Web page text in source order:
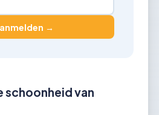
→
schoonheid van